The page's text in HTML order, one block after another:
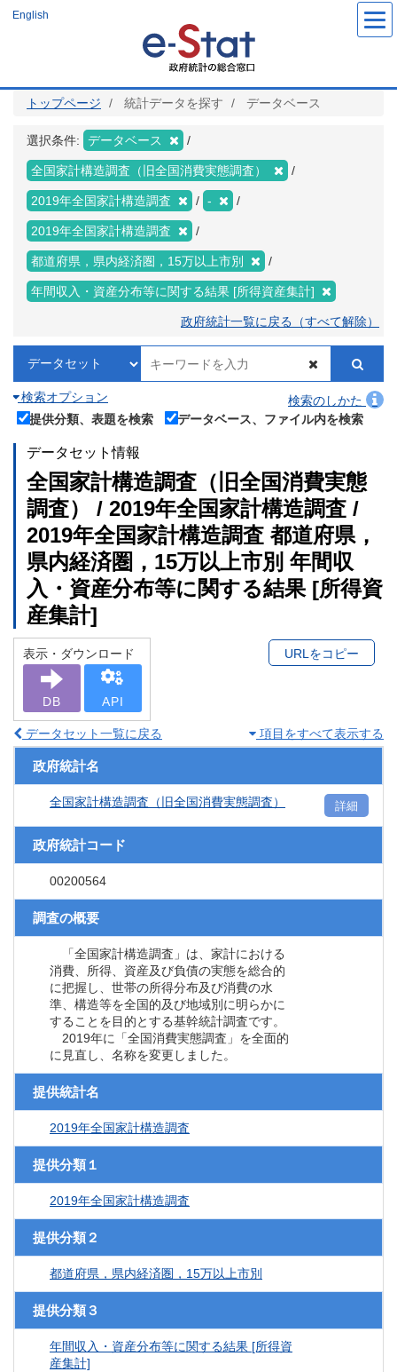
ツ
English
トップページ 統計データを探す データベース
選択条件: データベース
全国家計構造調査（旧全国消費実態調査）
2019年全国家計構造調査 -
2019年全国家計構造調査
都道府県，県内経済圏，15万以上市別
年間収入・資産分布等に関する結果 [所得資産集計]
政府統計一覧に戻る（すべて解除）
検索オプション
検索のしかた
提供分類、表題を検索
データベース、ファイル内を検索
データセット情報
全国家計構造調査（旧全国消費実態
調査） / 2019年全国家計構造調査 /
2019年全国家計構造調査 都道府県，
県内経済圏，15万以上市別 年間収
入・資産分布等に関する結果 [所得資
産集計]
表示・ダウンロード
DB API
URLをコピー
データセット一覧に戻る 項目をすべて表示する
政府統計名
全国家計構造調査（旧全国消費実態調査） 詳細
政府統計コード
00200564
調査の概要
「全国家計構造調査」は、家計における
消費、所得、資産及び負債の実態を総合的
に把握し、世帯の所得分布及び消費の水
準、構造等を全国的及び地域別に明らかに
することを目的とする基幹統計調査です。
2019年に「全国消費実態調査」を全面的
に見直し、名称を変更しました。
提供統計名
2019年全国家計構造調査
提供分類１
2019年全国家計構造調査
提供分類２
都道府県，県内経済圏，15万以上市別
提供分類３
年間収入・資産分布等に関する結果 [所得資
産集計]